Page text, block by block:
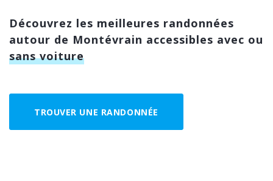
Découvrez les meilleures randonnées
autour de Montévrain accessibles avec ou
sans voiture
TROUVER UNE RANDONNÉE